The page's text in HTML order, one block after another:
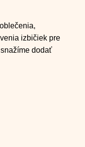
izbičiek pre
dodať